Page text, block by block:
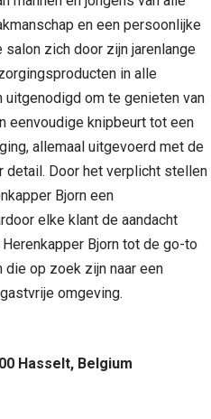
en een persoonlijke
zich door zijn jarenlange
in alle
uitgenodigd om te genieten van
eenvoudige knipbeurt tot een
allemaal uitgevoerd met de
detail. Door het verplicht stellen
Bjorn een
elke klant de aandacht
Bjorn tot de go-to
op zoek zijn naar een
omgeving.
Hasselt, Belgium